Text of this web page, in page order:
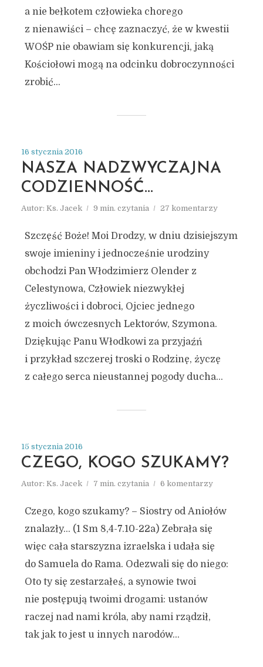
a nie bełkotem człowieka chorego
z nienawiści – chcę zaznaczyć, że w kwestii
WOŚP nie obawiam się konkurencji, jaką
Kościołowi mogą na odcinku dobroczynności
zrobić...
16 stycznia 2016
NASZA NADZWYCZAJNA
CODZIENNOŚĆ…
Autor: Ks. Jacek 9 min. czytania 27 komentarzy
Szczęść Boże! Moi Drodzy, w dniu dzisiejszym
swoje imieniny i jednocześnie urodziny
obchodzi Pan Włodzimierz Olender z
Celestynowa, Człowiek niezwykłej
życzliwości i dobroci, Ojciec jednego
z moich ówczesnych Lektorów, Szymona.
Dziękując Panu Włodkowi za przyjaźń
i przykład szczerej troski o Rodzinę, życzę
z całego serca nieustannej pogody ducha...
15 stycznia 2016
CZEGO, KOGO SZUKAMY?
Autor: Ks. Jacek 7 min. czytania 6 komentarzy
Czego, kogo szukamy? – Siostry od Aniołów
znalazły… (1 Sm 8,4-7.10-22a) Zebrała się
więc cała starszyzna izraelska i udała się
do Samuela do Rama. Odezwali się do niego:
Oto ty się zestarzałeś, a synowie twoi
nie postępują twoimi drogami: ustanów
raczej nad nami króla, aby nami rządził,
tak jak to jest u innych narodów...